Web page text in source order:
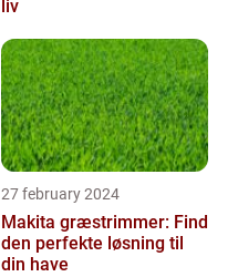
liv
27 february 2024
Makita græstrimmer: Find
den perfekte løsning til
din have